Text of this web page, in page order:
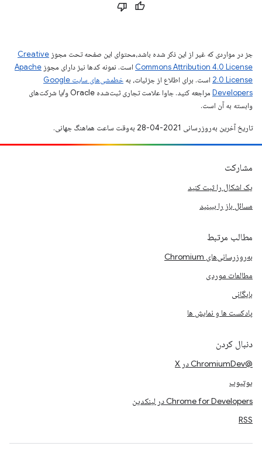
جز در مواردی که غیر از این ذکر شده باشد،‌محتوای این صفحه تحت مجوز Creative
Commons Attribution 4.0 License است. نمونه کدها نیز دارای مجوز Apache
2.0 License است. برای اطلاع از جزئیات، به
خطمشی‌های سایت Google
Developers‏
مراجعه کنید. جاوا علامت تجاری ثبت‌شده Oracle و/یا شرکت‌های
وابسته به آن است.
تاریخ آخرین به‌روزرسانی 2021-04-28 به‌وقت ساعت هماهنگ جهانی.
مشارکت
یک اشکال را ثبت کنید
مسائل باز را ببینید
مطالب مرتبط
به‌روزرسانی‌های Chromium
مطالعات موردی
بایگانی
پادکست ها و نمایش ها
دنبال کردن
@ChromiumDev در X
یوتیوب
Chrome for Developers در لینکدین
RSS